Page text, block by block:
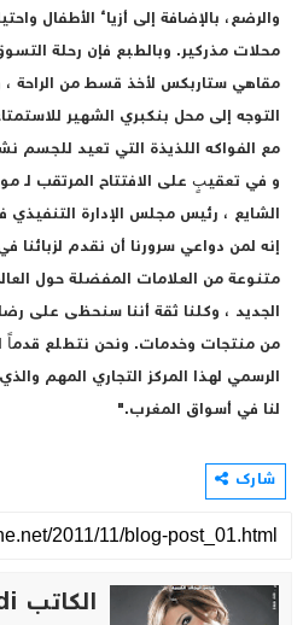
والرضع، بالإضافة إلى أزياء الأطفال
محلات مذركير. وبالطبع فإن رحلة
مقاهي ستاربكس لأخذ قسط من الراحة ،
التوجه إلى محل بنكبري الشهير
مع الفواكه اللذيذة التي تعيد للجسم
و في تعقيبٍ على الافتتاح المرتقب لـ
الشايع ، رئيس مجلس الإدارة
إنه لمن دواعي سرورنا أن نقدم لزبائنا
متنوعة من العلامات المفضلة حول
الجديد ، وكلنا ثقة أننا سنحظى على
من منتجات وخدمات. ونحن نتطلع قدماً
الرسمي لهذا المركز التجاري المهم
لنا في أسواق المغرب."
شارك
الكاتب bent.bladi